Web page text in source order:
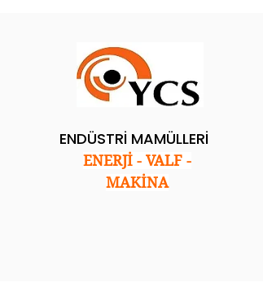
ENDÜSTRİ MAMÜLLERİ
ENERJİ - VALF -
MAKİNA